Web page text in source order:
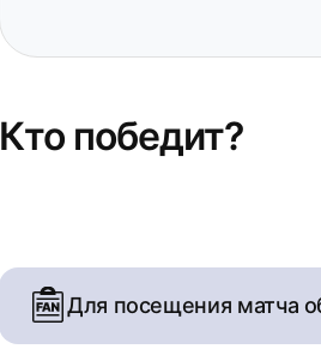
Кто победит?
Для посещения матча